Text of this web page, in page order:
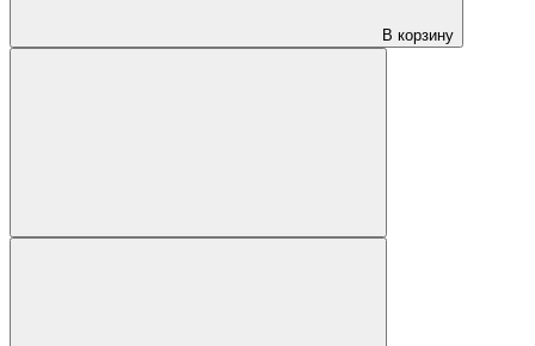
В корзину